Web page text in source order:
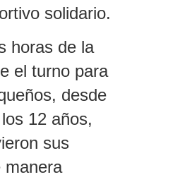
solidario.
horas de la
el turno para
desde
12 años,
sus
manera